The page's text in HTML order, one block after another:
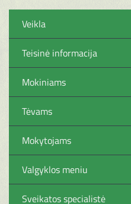
Veikla
Teisinė informacija
Mokiniams
Tėvams
Mokytojams
Valgyklos meniu
Sveikatos specialistė